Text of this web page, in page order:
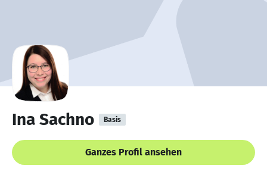
Ina Sachno Basis
Ganzes Profil ansehen